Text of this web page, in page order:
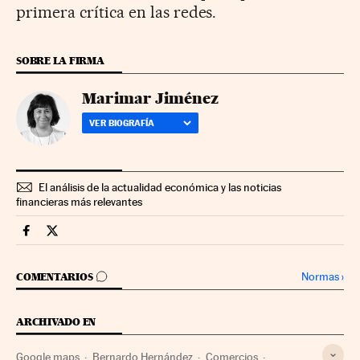
primera crítica en las redes.
SOBRE LA FIRMA
Marimar Jiménez
VER BIOGRAFÍA
El análisis de la actualidad económica y las noticias
financieras más relevantes
Companias Cinco Días en Facebook
Companias Cinco Días en Twitter
COMENTARIOS
IR A LOS COMENTARIOS Normas›
ARCHIVADO EN
Google maps Bernardo Hernández Comercios